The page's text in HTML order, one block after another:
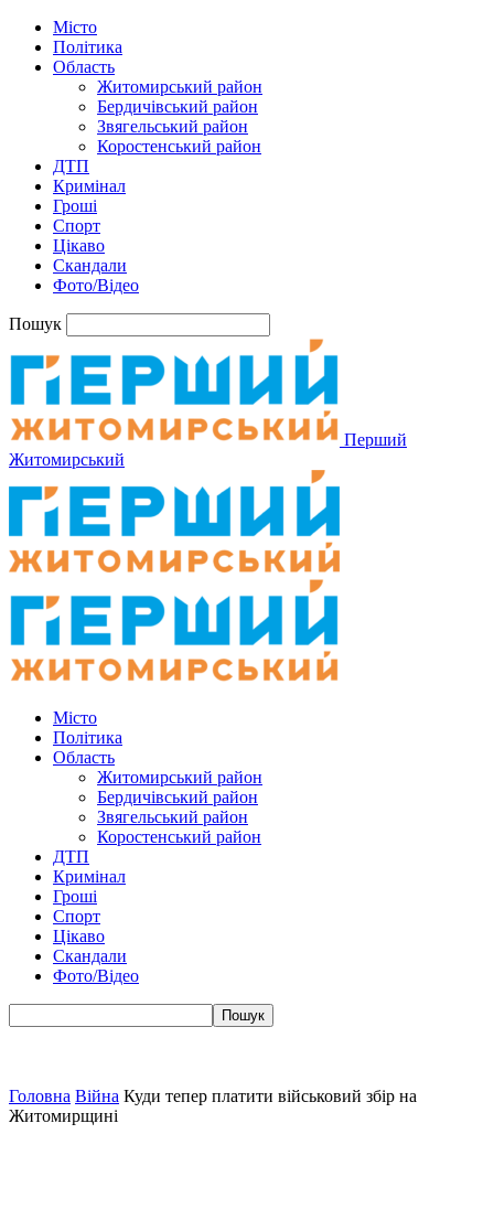
Місто
Політика
Область
Житомирський район
Бердичівський район
Звягельський район
Коростенський район
ДТП
Кримінал
Гроші
Спорт
Цікаво
Скандали
Фото/Відео
Пошук
Перший
Житомирський
Місто
Політика
Область
Житомирський район
Бердичівський район
Звягельський район
Коростенський район
ДТП
Кримінал
Гроші
Спорт
Цікаво
Скандали
Фото/Відео
Головна Війна Куди тепер платити військовий збір на
Житомирщині